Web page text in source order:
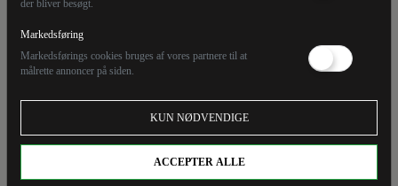
der bliver besøgt.
Markedsføring
Markedsførings cookies bruges af vores partnere til at
målrette annoncer på siden.
KUN NØDVENDIGE
ACCEPTER ALLE
Tsunami af tomme løfter
Hvis man vil løse folkeskolens problemer, er det som